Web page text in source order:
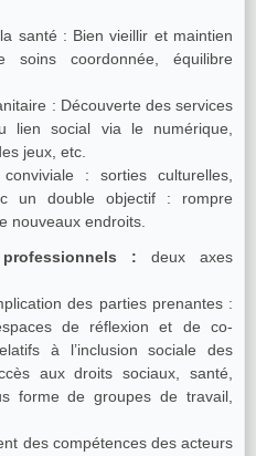
santé : Bien vieillir et maintien
soins coordonnée, équilibre
: Découverte des services
lien social via le numérique,
jeux, etc.
: sorties culturelles,
un double objectif : rompre
nouveaux endroits.
: deux axes
des parties prenantes :
de réflexion et de co-
à l’inclusion sociale des
aux droits sociaux, santé,
forme de groupes de travail,
des compétences des acteurs